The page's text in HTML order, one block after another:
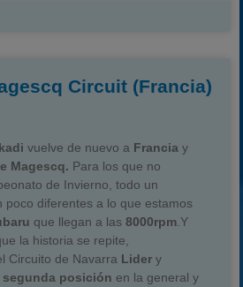
Circuit (Francia)
vuelve de nuevo a Franciay
Magescq. Para los que no
de Invierno, todo un
poco diferentes a lo que estamos
que llegan a las8000rpm .Y
la historia se repite,
Circuito de Navarra Lidery
segunda posición en la general y